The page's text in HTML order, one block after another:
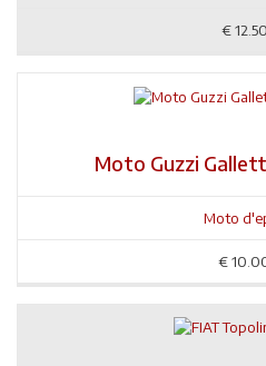
€
Moto Guzzi
Moto
€